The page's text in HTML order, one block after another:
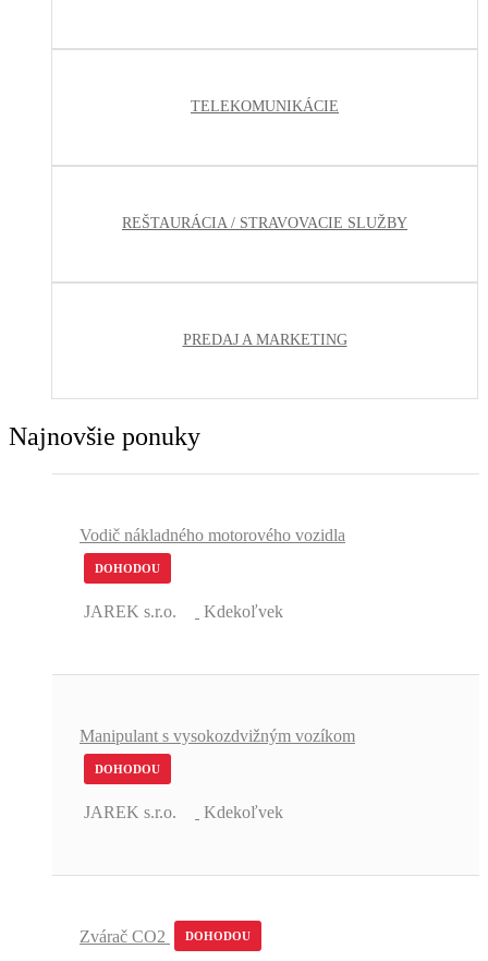
TELEKOMUNIKÁCIE
REŠTAURÁCIA / STRAVOVACIE SLUŽBY
PREDAJ A MARKETING
Najnovšie ponuky
Vodič nákladného motorového vozidla
DOHODOU
JAREK s.r.o. Kdekoľvek
Manipulant s vysokozdvižným vozíkom
DOHODOU
JAREK s.r.o. Kdekoľvek
Zvárač CO2 DOHODOU